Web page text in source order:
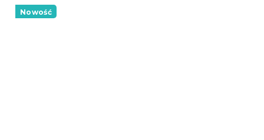
Nowość